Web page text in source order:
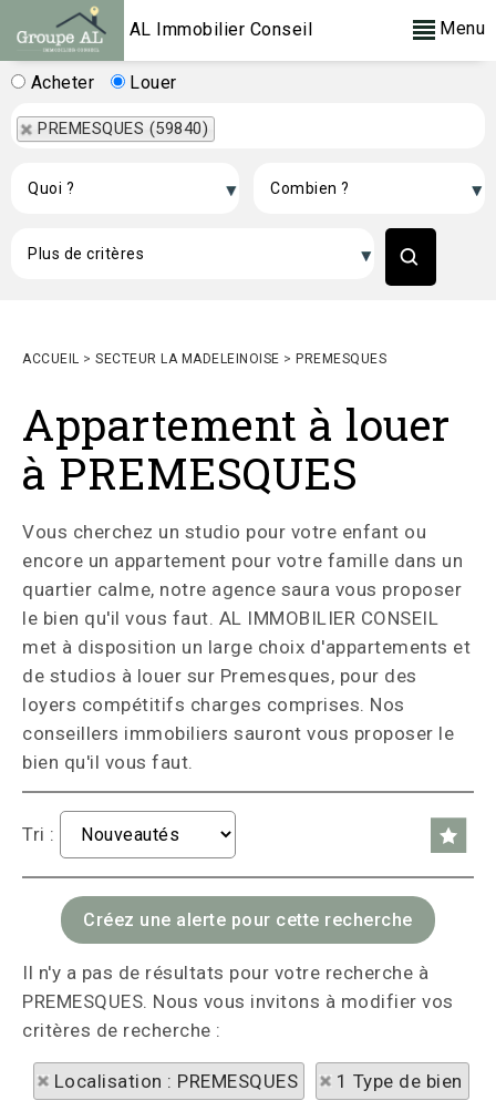
AL Immobilier Conseil Menu
Acheter Louer
PREMESQUES (59840)
ACCUEIL > SECTEUR LA MADELEINOISE > PREMESQUES
Appartement à louer
à PREMESQUES
Vous cherchez un studio pour votre enfant ou
encore un appartement pour votre famille dans un
quartier calme, notre agence saura vous proposer
le bien qu'il vous faut. AL IMMOBILIER CONSEIL
met à disposition un large choix d'appartements et
de studios à louer sur Premesques, pour des
loyers compétitifs charges comprises. Nos
conseillers immobiliers sauront vous proposer le
bien qu'il vous faut.
Tri :
Il n'y a pas de résultats pour votre recherche à
PREMESQUES. Nous vous invitons à modifier vos
critères de recherche :
Localisation : PREMESQUES 1 Type de bien